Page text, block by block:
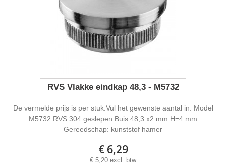
RVS Vlakke eindkap 48,3 - M5732
De vermelde prijs is per stuk.Vul het gewenste aantal in. Model
M5732 RVS 304 geslepen Buis 48,3 x2 mm H=4 mm
Gereedschap: kunststof hamer
€ 6,29
€ 5,20 excl. btw